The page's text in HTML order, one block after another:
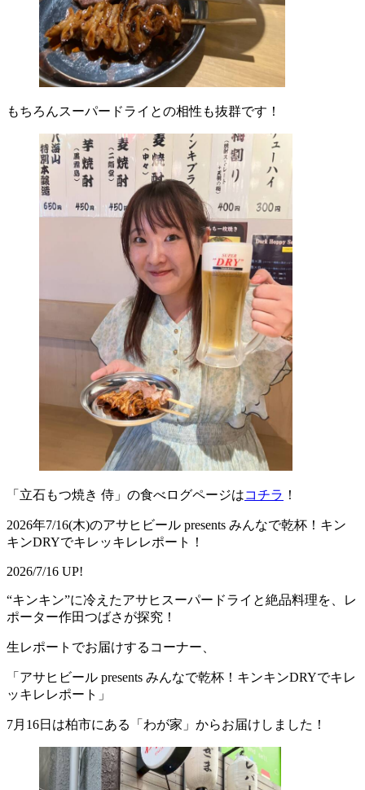
もちろんスーパードライとの相性も抜群です！
「立石もつ焼き 侍」の食べログページはコチラ ！
2026年7/16(木)のアサヒビール presents みんなで乾杯！キン
キンDRYでキレッキレレポート！
2026/7/16 UP!
“キンキン”に冷えたアサヒスーパードライと絶品料理を、レ
ポーター作田つばさが探究！
生レポートでお届けするコーナー、
「アサヒビール presents みんなで乾杯！キンキンDRYでキレ
ッキレレポート」
7月16日は柏市にある「わが家」からお届けしました！